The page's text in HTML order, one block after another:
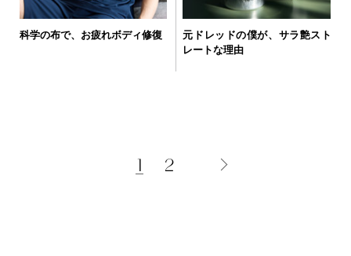
科学の布で、お疲れボディ修復
元ドレッドの僕が、サラ艶スト
レートな理由
1 2